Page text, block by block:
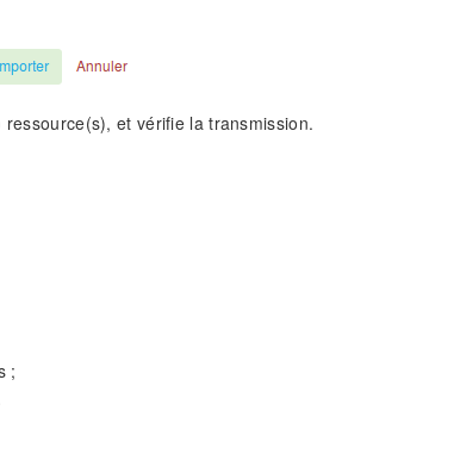
et vérifie la transmission.
;